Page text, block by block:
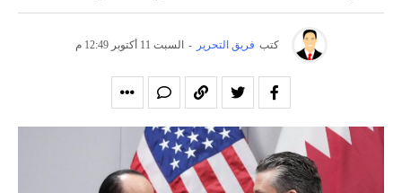
كتب فريق التحرير - السبت 11 أكتوبر 12:49 م